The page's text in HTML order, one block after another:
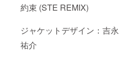
約束 (STE REMIX)
ジャケットデザイン：吉永
祐介